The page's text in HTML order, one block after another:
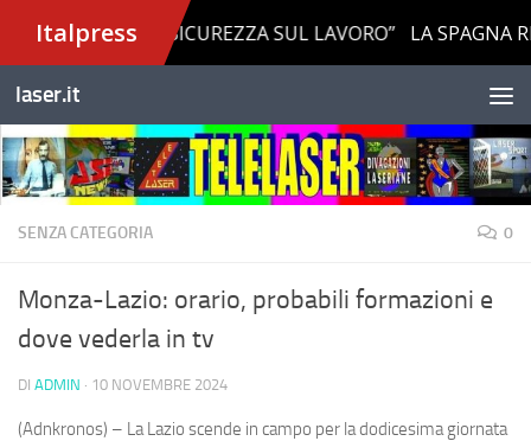
Salta al contenuto
laser.it
SENZA CATEGORIA 0
Monza-Lazio: orario, probabili formazioni e
dove vederla in tv
DI ADMIN · 10 NOVEMBRE 2024
(Adnkronos) – La Lazio scende in campo per la dodicesima giornata